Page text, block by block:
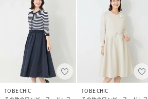
TO BE CHIC
TO BE CHIC